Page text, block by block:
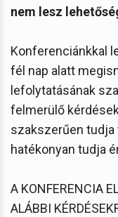
nem lesz
Konferenciánkkal
fél nap alatt
lefolytatásának
felmerülő
szakszerűen tudja
hatékonyan tudja
A KONFERENCIA
ALÁBBI